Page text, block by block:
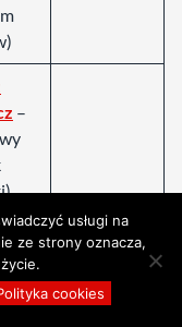
–
usługi na
ze strony oznacza,
cookies